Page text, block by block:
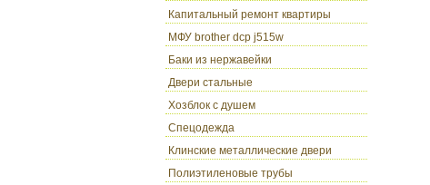
Капитальный ремонт квартиры
МФУ brother dcp j515w
Баки из нержавейки
Двери стальные
Хозблок с душем
Спецодежда
Клинские металлические двери
Полиэтиленовые трубы